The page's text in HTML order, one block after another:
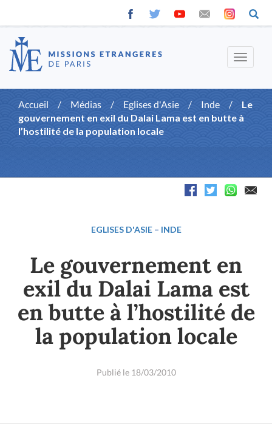
Toggle
Accueil / Médias / Eglises d'Asie / Inde /
Le
gouvernement en exil du Dalai Lama est en butte à
l’hostilité de la population locale
EGLISES D'ASIE– INDE
Le gouvernement en
exil du Dalai Lama est
en butte à l’hostilité de
la population locale
Publié le 18/03/2010